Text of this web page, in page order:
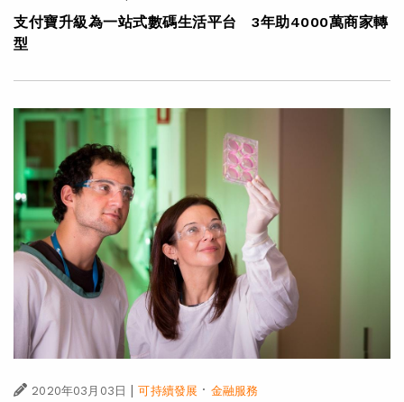
支付寶升級為一站式數碼生活平台 3年助4000萬商家轉
型
2020年03月03日 | 可持續發展 · 金融服務